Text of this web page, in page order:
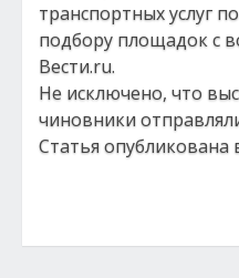
транспортных услуг
подбору площадок с
Вести.ru.
Не исключено, что
чиновники
Статья опубликована